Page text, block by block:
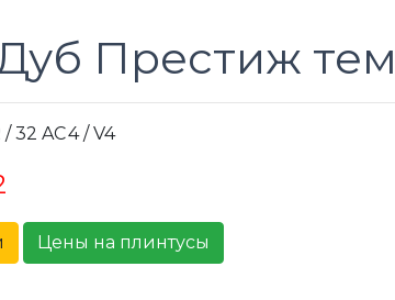
Престиж
32 AC 4 / V4
Цены на плинтусы